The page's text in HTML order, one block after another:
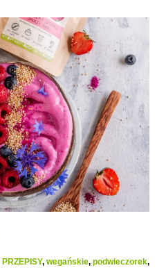
PRZEPISY, wegańskie, podwieczorek,